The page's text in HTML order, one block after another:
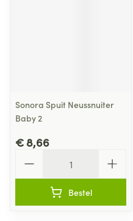
Sonora Spuit Neussnuiter
Baby 2
€ 8,66
Bestel